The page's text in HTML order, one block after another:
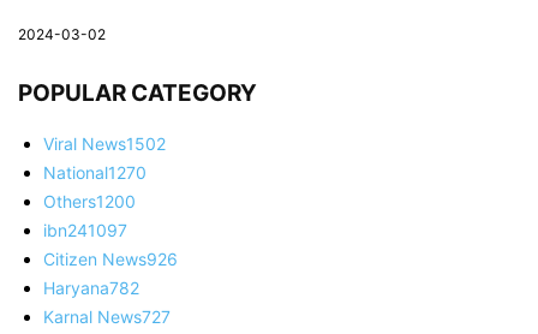
2024-03-02
POPULAR CATEGORY
Viral News1502
National1270
Others1200
ibn241097
Citizen News926
Haryana782
Karnal News727